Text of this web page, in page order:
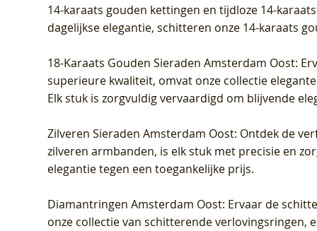
14-karaats gouden kettingen en tijdloze 14-
dagelijkse elegantie, schitteren onze 14-karaats
18-Karaats Gouden Sieraden Amsterdam Oost:
superieure kwaliteit, omvat onze collectie
Elk stuk is zorgvuldig vervaardigd om blijvende
Zilveren Sieraden Amsterdam Oost: Ontdek de
zilveren armbanden, is elk stuk met precisie en
elegantie tegen een toegankelijke prijs.
Diamantringen Amsterdam Oost: Ervaar de
onze collectie van schitterende